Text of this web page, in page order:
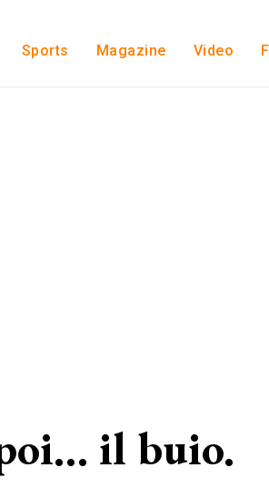
Sports Magazine Video
il buio.